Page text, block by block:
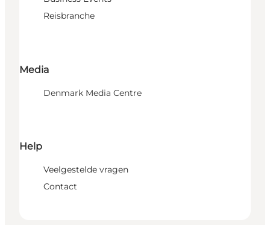
Reisbranche
Media
Denmark Media Centre
Help
Veelgestelde vragen
Contact